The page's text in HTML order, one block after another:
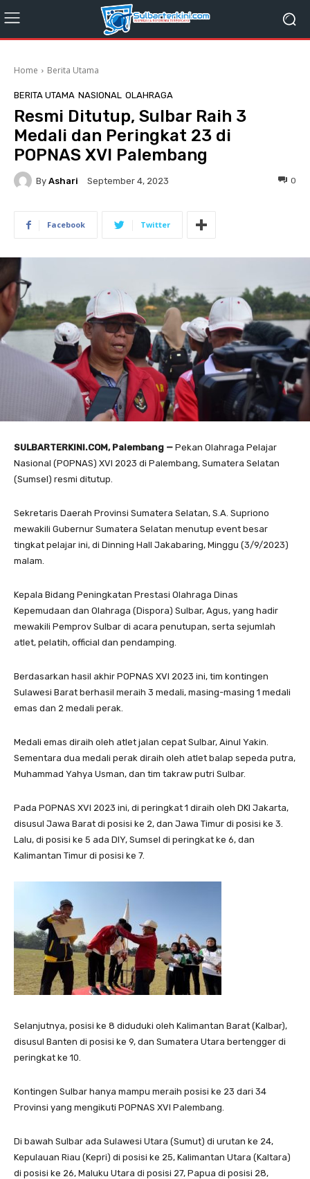
Home Berita Utama
BERITA UTAMA NASIONAL OLAHRAGA
Resmi Ditutup, Sulbar Raih 3
Medali dan Peringkat 23 di
POPNAS XVI Palembang
By Ashari September 4, 2023 0
Facebook Twitter
SULBARTERKINI.COM, Palembang — Pekan Olahraga Pelajar
Nasional (POPNAS) XVI 2023 di Palembang, Sumatera Selatan
(Sumsel) resmi ditutup.
Sekretaris Daerah Provinsi Sumatera Selatan, S.A. Supriono
mewakili Gubernur Sumatera Selatan menutup event besar
tingkat pelajar ini, di Dinning Hall Jakabaring, Minggu (3/9/2023)
malam.
Kepala Bidang Peningkatan Prestasi Olahraga Dinas
Kepemudaan dan Olahraga (Dispora) Sulbar, Agus, yang hadir
mewakili Pemprov Sulbar di acara penutupan, serta sejumlah
atlet, pelatih, official dan pendamping.
Berdasarkan hasil akhir POPNAS XVI 2023 ini, tim kontingen
Sulawesi Barat berhasil meraih 3 medali, masing-masing 1 medali
emas dan 2 medali perak.
Medali emas diraih oleh atlet jalan cepat Sulbar, Ainul Yakin.
Sementara dua medali perak diraih oleh atlet balap sepeda putra,
Muhammad Yahya Usman, dan tim takraw putri Sulbar.
Pada POPNAS XVI 2023 ini, di peringkat 1 diraih oleh DKI Jakarta,
disusul Jawa Barat di posisi ke 2, dan Jawa Timur di posisi ke 3.
Lalu, di posisi ke 5 ada DIY, Sumsel di peringkat ke 6, dan
Kalimantan Timur di posisi ke 7.
Selanjutnya, posisi ke 8 diduduki oleh Kalimantan Barat (Kalbar),
disusul Banten di posisi ke 9, dan Sumatera Utara bertengger di
peringkat ke 10.
Kontingen Sulbar hanya mampu meraih posisi ke 23 dari 34
Provinsi yang mengikuti POPNAS XVI Palembang.
Di bawah Sulbar ada Sulawesi Utara (Sumut) di urutan ke 24,
Kepulauan Riau (Kepri) di posisi ke 25, Kalimantan Utara (Kaltara)
di posisi ke 26, Maluku Utara di posisi 27, Papua di posisi 28,